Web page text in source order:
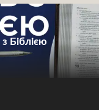
Біблією